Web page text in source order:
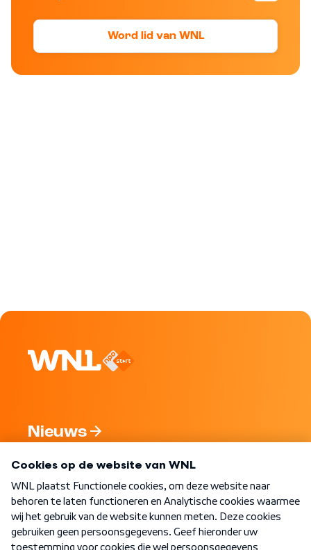
Word lid van WNL
Nieuws
Nieuwsbrief
Word Lid